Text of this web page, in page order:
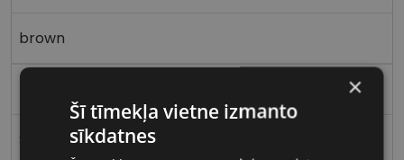
brown
Stūrains
×
Šī tīmekļa vietne izmanto
sīkdatnes